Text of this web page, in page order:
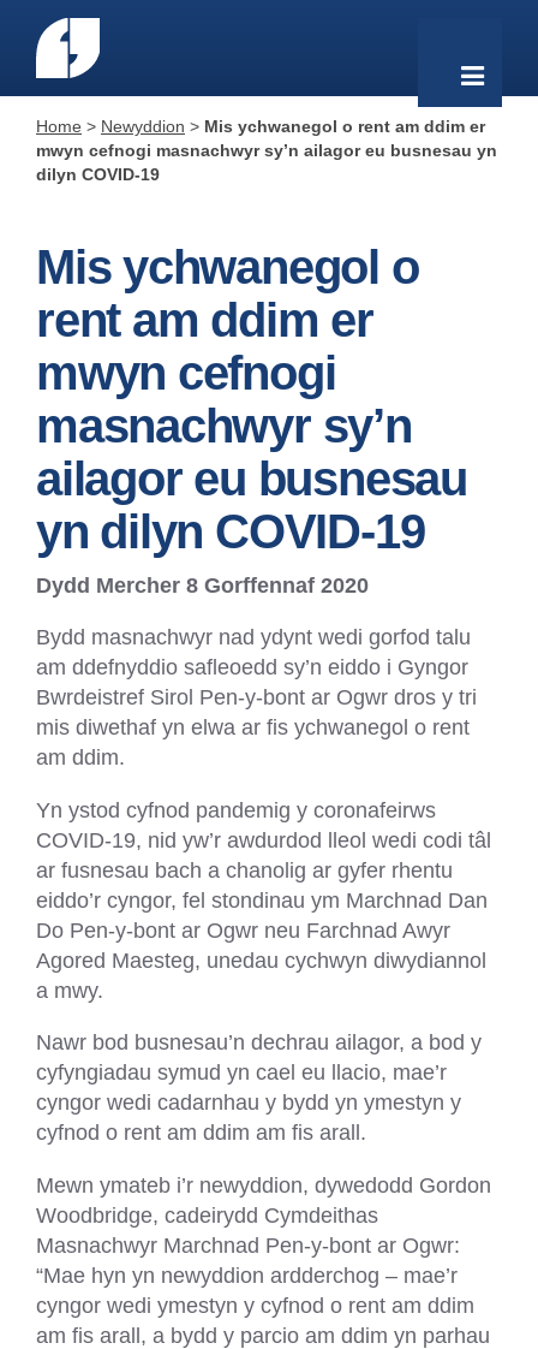
Home > Newyddion > Mis ychwanegol o rent am ddim er
mwyn cefnogi masnachwyr sy’n ailagor eu busnesau yn
dilyn COVID-19
Mis ychwanegol o
rent am ddim er
mwyn cefnogi
masnachwyr sy’n
ailagor eu busnesau
yn dilyn COVID-19
Dydd Mercher 8 Gorffennaf 2020
Bydd masnachwyr nad ydynt wedi gorfod talu
am ddefnyddio safleoedd sy’n eiddo i Gyngor
Bwrdeistref Sirol Pen-y-bont ar Ogwr dros y tri
mis diwethaf yn elwa ar fis ychwanegol o rent
am ddim.
Yn ystod cyfnod pandemig y coronafeirws
COVID-19, nid yw’r awdurdod lleol wedi codi tâl
ar fusnesau bach a chanolig ar gyfer rhentu
eiddo’r cyngor, fel stondinau ym Marchnad Dan
Do Pen-y-bont ar Ogwr neu Farchnad Awyr
Agored Maesteg, unedau cychwyn diwydiannol
a mwy.
Nawr bod busnesau’n dechrau ailagor, a bod y
cyfyngiadau symud yn cael eu llacio, mae’r
cyngor wedi cadarnhau y bydd yn ymestyn y
cyfnod o rent am ddim am fis arall.
Mewn ymateb i’r newyddion, dywedodd Gordon
Woodbridge, cadeirydd Cymdeithas
Masnachwyr Marchnad Pen-y-bont ar Ogwr:
“Mae hyn yn newyddion ardderchog – mae’r
cyngor wedi ymestyn y cyfnod o rent am ddim
am fis arall, a bydd y parcio am ddim yn parhau